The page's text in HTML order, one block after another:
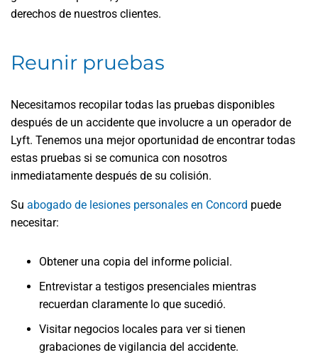
derechos de nuestros clientes.
Reunir pruebas
Necesitamos recopilar todas las pruebas disponibles
después de un accidente que involucre a un operador de
Lyft. Tenemos una mejor oportunidad de encontrar todas
estas pruebas si se comunica con nosotros
inmediatamente después de su colisión.
Su abogado de lesiones personales en Concord puede
necesitar:
Obtener una copia del informe policial.
Entrevistar a testigos presenciales mientras
recuerdan claramente lo que sucedió.
Visitar negocios locales para ver si tienen
grabaciones de vigilancia del accidente.